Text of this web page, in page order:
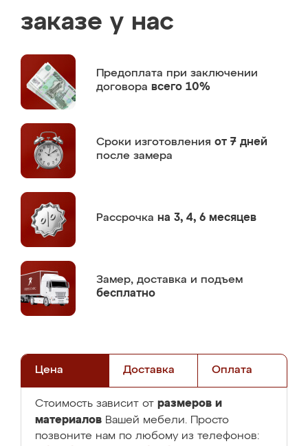
заказе у нас
Предоплата при заключении
договора всего 10%
Сроки изготовления от 7 дней
после замера
Рассрочка на 3, 4, 6 месяцев
Замер, доставка и подъем
бесплатно
Цена Доставка Оплата
Стоимость зависит от размеров и
материалов Вашей мебели. Просто
позвоните нам по любому из телефонов: